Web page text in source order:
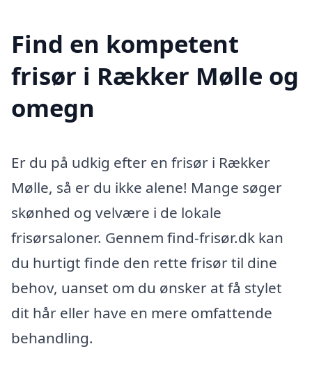
Find en kompetent
frisør i Rækker Mølle og
omegn
Er du på udkig efter en frisør i Rækker
Mølle, så er du ikke alene! Mange søger
skønhed og velvære i de lokale
frisørsaloner. Gennem find-frisør.dk kan
du hurtigt finde den rette frisør til dine
behov, uanset om du ønsker at få stylet
dit hår eller have en mere omfattende
behandling.